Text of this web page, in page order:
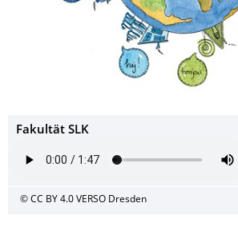
Fakultät SLK
© CC BY 4.0 VERSO Dresden